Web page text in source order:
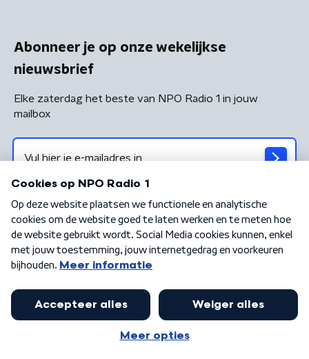
Abonneer je op onze wekelijkse
nieuwsbrief
Elke zaterdag het beste van NPO Radio 1 in jouw
mailbox
Algemene voorwaarden